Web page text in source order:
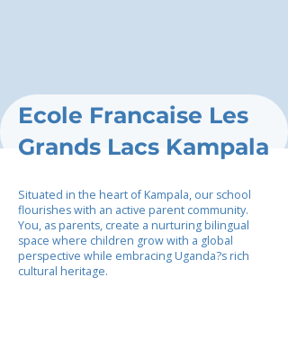
Ecole Francaise Les
Grands Lacs Kampala
Situated in the heart of Kampala, our school
flourishes with an active parent community.
You, as parents, create a nurturing bilingual
space where children grow with a global
perspective while embracing Uganda?s rich
cultural heritage.